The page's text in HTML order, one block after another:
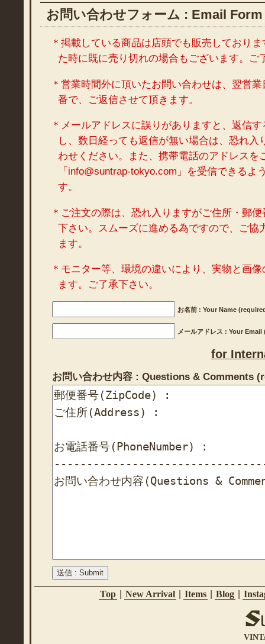
お問い合わせフォーム : Email Form
＊掲載している商品は店頭でも販売しており
た時に既に売り切れの場合もございます。ご
＊営業時間外に頂いたお問い合わせは、翌営
番で、ご返信させて頂きます。
＊メールアドレスに誤りがありますと、返信
し、数日経っても返信が無い場合は、恐れ入
わせください。また、携帯電話のアドレスを
「info@suntrap-tokyo.com」を受信できるよ
す。
＊ご注文の際は、恐れ入りますがご住所・郵
下さい。スムーズに進める為ですので、ご協
ます。
＊モニター等、環境の違いにより、実物と画
ます。ご了承下さい。
お名前 : Your Name
メールアドレス : Your
for
お問い合わせ内容 : Questions & Comments
Top New Arrival Items Blog